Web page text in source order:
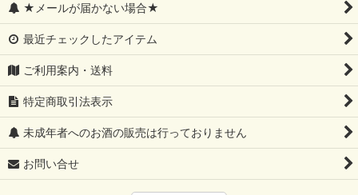
★メールが届かない場合★
最近チェックしたアイテム
ご利用案内・送料
特定商取引法表示
未成年者へのお酒の販売は行っておりません
お問い合せ